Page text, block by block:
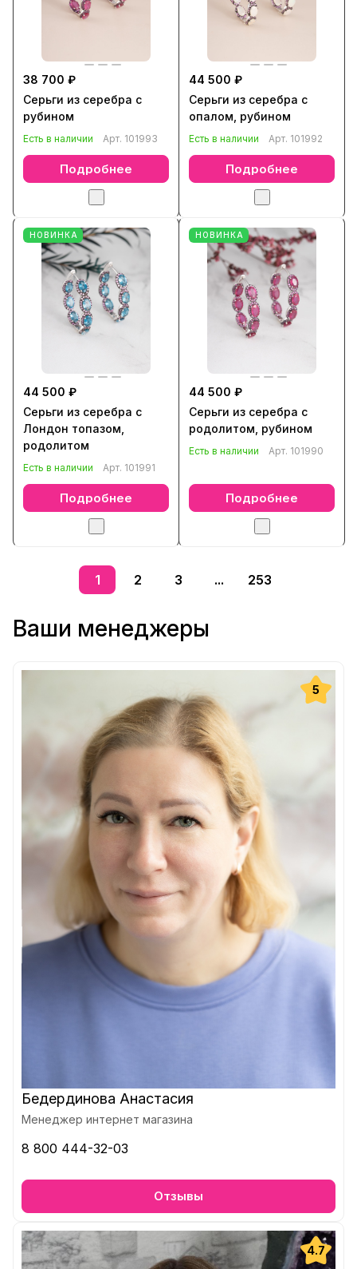
38 700 ₽
Серьги из серебра с
рубином
Есть в наличии Арт. 101993
Подробнее
44 500 ₽
Серьги из серебра с
опалом, рубином
Есть в наличии Арт. 101992
Подробнее
НОВИНКА
44 500 ₽
Серьги из серебра с
Лондон топазом,
родолитом
Есть в наличии Арт. 101991
Подробнее
НОВИНКА
44 500 ₽
Серьги из серебра с
родолитом, рубином
Есть в наличии Арт. 101990
Подробнее
1 2 3 ... 253
Ваши менеджеры
5
Бедердинова Анастасия
Менеджер интернет магазина
8 800 444-32-03
Отзывы
4.7